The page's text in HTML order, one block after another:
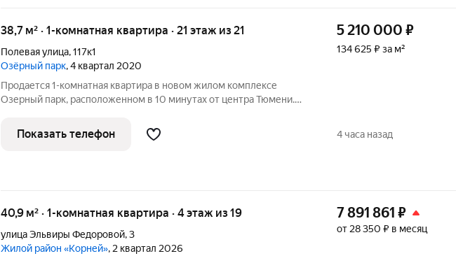
38,7 м² · 1-комнатная квартира · 21 этаж из 21
Полевая улица,117к1
Озёрный парк, 4 квартал 2020
Продается 1-комнатная квартира в новом жилом комплексе
Озерный парк, расположенном в 10 минутах от центра Тюмени.
стоимость квартиры входит: осветительные приборы, кухонный
гарнитур, варочная
5 210 000 ₽
134 625 ₽ за м²
Показать телефон 4 часа назад
40,9 м² · 1-комнатная квартира · 4 этаж из 19
улица Эльвиры Федоровой,3
Жилой район «Корней», 2 квартал 2026
7 891 861 ₽
от 28 350 ₽ в месяц